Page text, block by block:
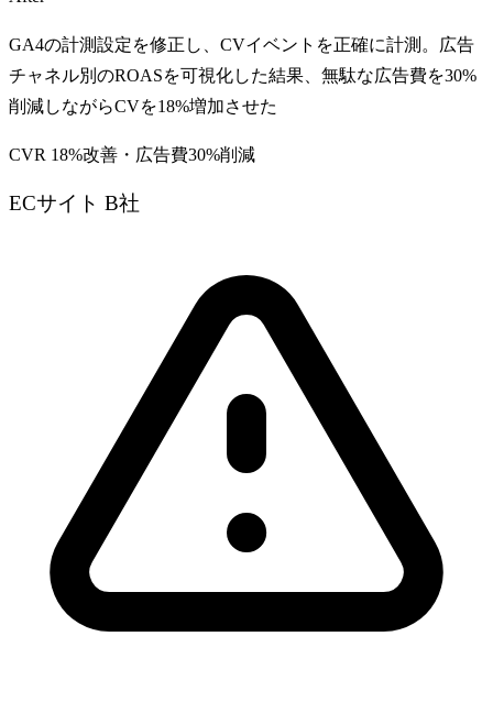
GA4の計測設定を修正し、CVイベントを正確に計測。広告
チャネル別のROASを可視化した結果、無駄な広告費を30%
削減しながらCVを18%増加させた
CVR 18%改善・広告費30%削減
ECサイト B社